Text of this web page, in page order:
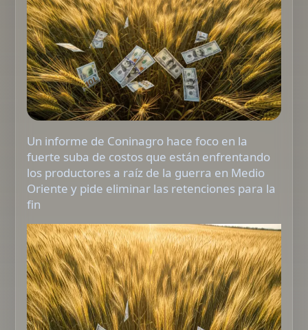
Un informe de Coninagro hace foco en la
fuerte suba de costos que están enfrentando
los productores a raíz de la guerra en Medio
Oriente y pide eliminar las retenciones para la
fin